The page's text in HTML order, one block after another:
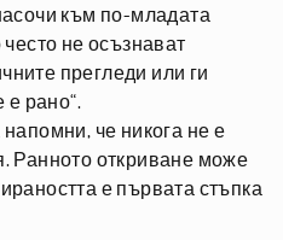
към по-младата
не осъзнават
прегледи или ги
е рано“.
че никога не е
Ранното откриване може
е първата стъпка